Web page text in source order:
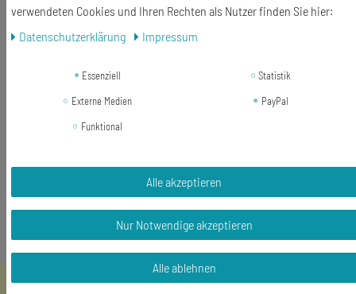
Größe der Knöpfe: 25mm
Lieferumfang: 1 Paar Manschettenknöpfe + Box
verwendeten Cookies und Ihren Rechten als Nutzer finden Sie hier:
Daten­schutz­erklärung
Impressum
Essenziell
Statistik
Externe Medien
PayPal
Funktional
Alle akzeptieren
Nur Notwendige akzeptieren
Alle ablehnen